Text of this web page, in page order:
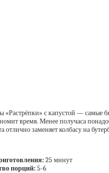
«Растрёпки» с капустой — самые
время. Менее получаса
отлично заменяет колбасу на
25 минут
порций: 5-6